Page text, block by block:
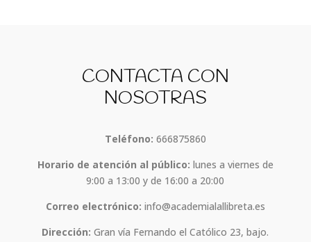
CONTACTA CON
NOSOTRAS
Teléfono: 666875860
Horario de atención al público: lunes a viernes de
9:00 a 13:00 y de 16:00 a 20:00
Correo electrónico: info@academialallibreta.es
Dirección: Gran vía Fernando el Católico 23, bajo.